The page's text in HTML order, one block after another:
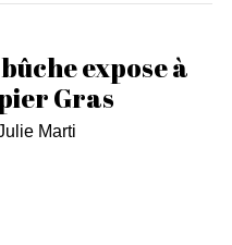
expose à
Gras
Marti